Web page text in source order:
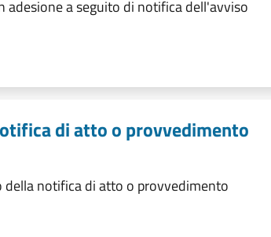
a seguito di notifica dell'avviso
di atto o provvedimento
notifica di atto o provvedimento